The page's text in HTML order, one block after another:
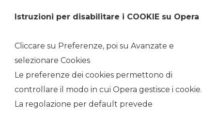
Istruzioni per disabilitare i COOKIE su Opera
Cliccare su Preferenze, poi su Avanzate e
selezionare Cookies
Le preferenze dei cookies permettono di
controllare il modo in cui Opera gestisce i cookie.
La regolazione per default prevede